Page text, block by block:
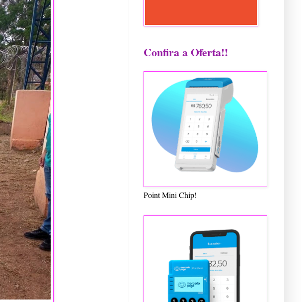
Confira a Oferta!!
Point Mini Chip!